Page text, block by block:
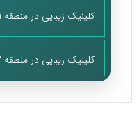
کلینیک زیبایی در منطقه 21
کلینیک زیبایی در منطقه 22